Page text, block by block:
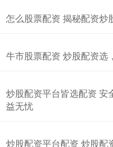
怎么股票配资 揭秘配资炒
牛市股票配资 炒股配资选
炒股配资平台皆选配资 安
益无忧
炒股配资平台配资 炒股配